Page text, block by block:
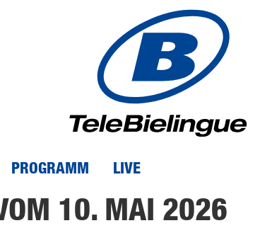
PROGRAMM LIVE
10. MAI 2026